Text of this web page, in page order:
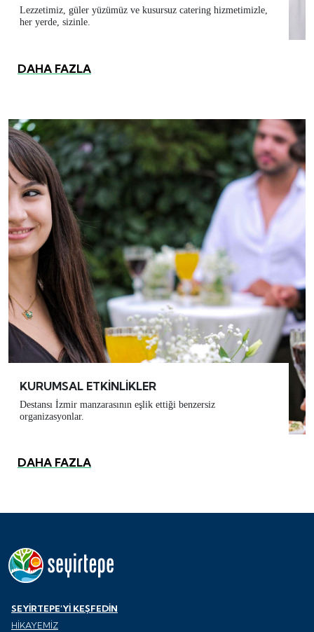
Lezzetimiz, güler yüzümüz ve kusursuz catering hizmetimizle,
her yerde, sizinle.
DAHA FAZLA
KURUMSAL ETKİNLİKLER
Destansı İzmir manzarasının eşlik ettiği benzersiz
organizasyonlar.
DAHA FAZLA
SEYİRTEPE'Yİ KEŞFEDİN
HİKAYEMİZ